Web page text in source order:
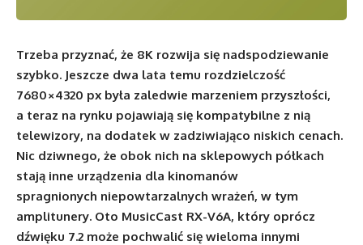
Trzeba przyznać, że 8K rozwija się nadspodziewanie
szybko. Jeszcze dwa lata temu rozdzielczość
7680×4320 px była zaledwie marzeniem przyszłości,
a teraz na rynku pojawiają się kompatybilne z nią
telewizory, na dodatek w zadziwiająco niskich cenach.
Nic dziwnego, że obok nich na sklepowych półkach
stają inne urządzenia dla kinomanów
spragnionych niepowtarzalnych wrażeń, w tym
amplitunery. Oto MusicCast RX-V6A, który oprócz
dźwięku 7.2 może pochwalić się wieloma innymi